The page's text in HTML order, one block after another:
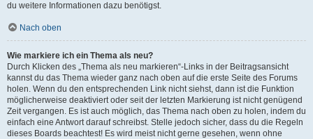
du weitere Informationen dazu benötigst.
Nach oben
Wie markiere ich ein Thema als neu?
Durch Klicken des „Thema als neu markieren“-Links in der Beitragsansicht
kannst du das Thema wieder ganz nach oben auf die erste Seite des Forums
holen. Wenn du den entsprechenden Link nicht siehst, dann ist die Funktion
möglicherweise deaktiviert oder seit der letzten Markierung ist nicht genügend
Zeit vergangen. Es ist auch möglich, das Thema nach oben zu holen, indem du
einfach eine Antwort darauf schreibst. Stelle jedoch sicher, dass du die Regeln
dieses Boards beachtest! Es wird meist nicht gerne gesehen, wenn ohne